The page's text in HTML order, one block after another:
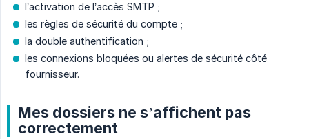
l’activation de l’accès SMTP ;
les règles de sécurité du compte ;
la double authentification ;
les connexions bloquées ou alertes de sécurité côté
fournisseur.
Mes dossiers ne s’affichent pas
correctement